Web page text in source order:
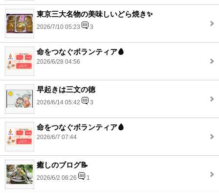
東京三大名物の美味しいどら焼き✨
2026/7/10 05:23 3
命をつなぐボランティア🩸
2026/6/28 04:56
早起きは三文の徳
2026/6/14 05:42 3
命をつなぐボランティア🩸
2026/6/7 07:44
癒しのブログ📝
2026/6/2 06:26 1